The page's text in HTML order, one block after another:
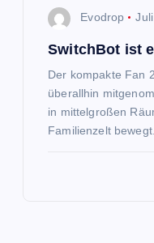
Evodrop
SwitchBot ist
Der kompakte Fan
überallhin
in mittelgroßen
Familienzelt